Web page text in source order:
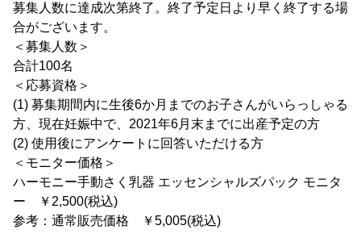
募集人数に達成次第終了。終了予定日より早く終了する場
合がございます。
＜募集人数＞
合計100名
＜応募資格＞
(1) 募集期間内に生後6か月までのお子さんがいらっしゃる
方、現在妊娠中で、2021年6月末までに出産予定の方
(2) 使用後にアンケートに回答いただける方
＜モニター価格＞
ハーモニー手動さく乳器 エッセンシャルズパック モニタ
ー ￥2,500(税込)
参考：通常販売価格 ￥5,005(税込)